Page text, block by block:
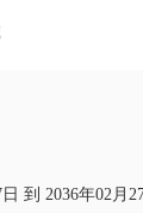
到 2036年02月